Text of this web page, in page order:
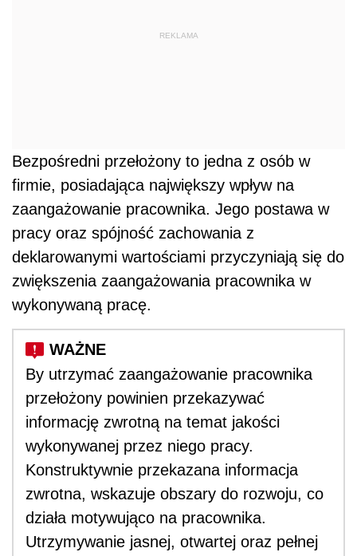
REKLAMA
Bezpośredni przełożony to jedna z osób w
firmie, posiadająca największy wpływ na
zaangażowanie pracownika. Jego postawa w
pracy oraz spójność zachowania z
deklarowanymi wartościami przyczyniają się do
zwiększenia zaangażowania pracownika w
wykonywaną pracę.
By utrzymać zaangażowanie pracownika
przełożony powinien przekazywać
informację zwrotną na temat jakości
wykonywanej przez niego pracy.
Konstruktywnie przekazana informacja
zwrotna, wskazuje obszary do rozwoju, co
działa motywująco na pracownika.
Utrzymywanie jasnej, otwartej oraz pełnej